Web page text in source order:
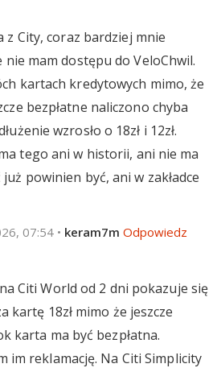
z City, coraz bardziej mnie
nie mam dostępu do VeloChwil.
kartach kredytowych mimo, że
bezpłatne naliczono chyba
wzrosło o 18zł i 12zł.
tego ani w historii, ani nie ma
powinien być, ani w zakładce
07:54 • keram7m Odpowiedz
Citi World od 2 dni pokazuje się
kartę 18zł mimo że jeszcze
karta ma być bezpłatna.
im reklamację. Na Citi Simplicity